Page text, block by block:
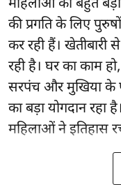
महिलाओं का बहुत बड़ा
की प्रगति के लिए
कर रही हैं।
रही है। घर का काम
सरपंच और मुखिया के
का बड़ा योगदान रहा
महिलाओं ने इतिहास